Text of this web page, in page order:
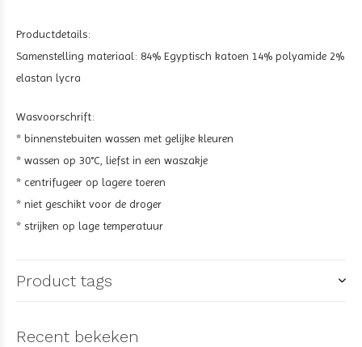
Productdetails:
Samenstelling materiaal: 84% Egyptisch katoen 14% polyamide 2%
elastan lycra
Wasvoorschrift:
* binnenstebuiten wassen met gelijke kleuren
* wassen op 30°C, liefst in een waszakje
* centrifugeer op lagere toeren
* niet geschikt voor de droger
* strijken op lage temperatuur
Product tags
Recent bekeken